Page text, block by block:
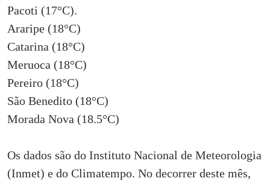
Pacoti (17°C).
Araripe (18°C)
Catarina (18°C)
Meruoca (18°C)
Pereiro (18°C)
São Benedito (18°C)
Morada Nova (18.5°C)
Os dados são do Instituto Nacional de Meteorologia
(Inmet) e do Climatempo. No decorrer deste mês,